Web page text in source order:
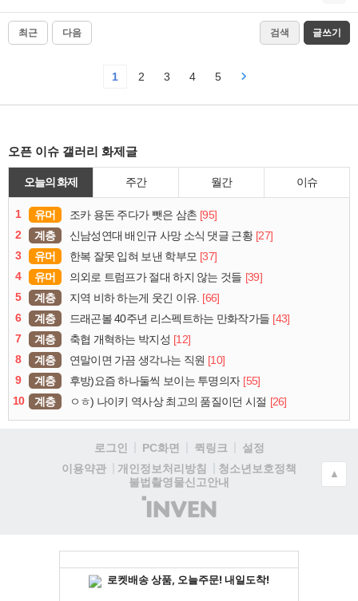
최근 다음 검색 글쓰기
1 2 3 4 5
오픈 이슈 갤러리 화제글
오늘의 화제 주간 월간 이슈
1 유머 조카 용돈 주다가 뺏은 삼촌 [95]
2
계층 신남성연대 배인규 사망 소식 댓글 근황 [27]
3
유머 한복 잘못 입혀 보낸 학부모 [37]
4
유머 의외로 트럼프가 절대 하지 않는 것들 [39]
5
계층 지역 비하 하는게 웃긴 이유. [66]
6
계층 드래곤볼 40주년 리스펙트하는 만화작가들 [43]
7
계층 축협 개혁하는 박지성 [12]
8
계층 연말이면 가끔 생각나는 직원 [10]
9
계층 후방)요즘 하나둘씩 보이는 투명의자 [55]
10
계층 ㅇㅎ) 나이키 역사상 최고의 품질이던 시절 [26]
로그인 PC화면 퀵링크
설정
이용약관
개인정보처리방침
청소년보호정책
불법촬영물신고안내
(주)
인
▲